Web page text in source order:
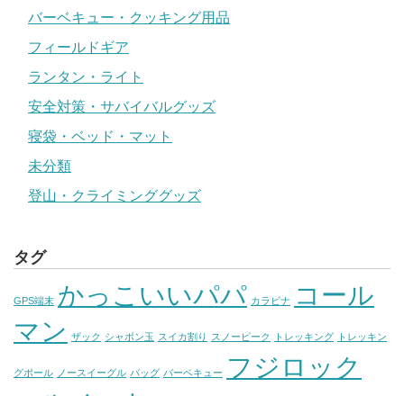
バーベキュー・クッキング用品
フィールドギア
ランタン・ライト
安全対策・サバイバルグッズ
寝袋・ベッド・マット
未分類
登山・クライミンググッズ
タグ
GPS端末 かっこいいパパ カラビナ
コール
マン ザック シャボン玉 スイカ割り スノーピーク トレッキング トレッキン
グポール ノースイーグル バッグ バーベキュー
フジロック